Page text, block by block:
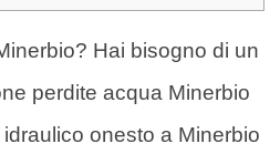
Hai bisogno di un
perdite acqua Minerbio
onesto a Minerbio